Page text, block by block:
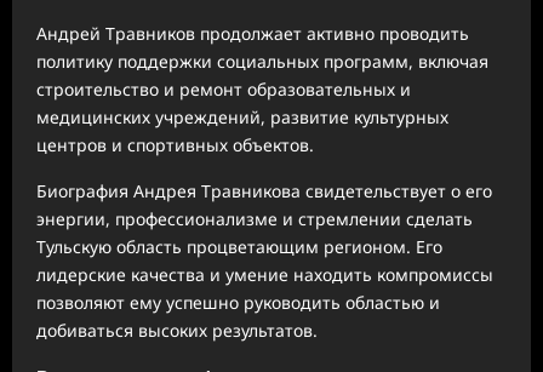
Андрей Травников продолжает активно проводить
политику поддержки социальных программ, включая
строительство и ремонт образовательных и
медицинских учреждений, развитие культурных
центров и спортивных объектов.
Биография Андрея Травникова свидетельствует о его
энергии, профессионализме и стремлении сделать
Тульскую область процветающим регионом. Его
лидерские качества и умение находить компромиссы
позволяют ему успешно руководить областью и
добиваться высоких результатов.